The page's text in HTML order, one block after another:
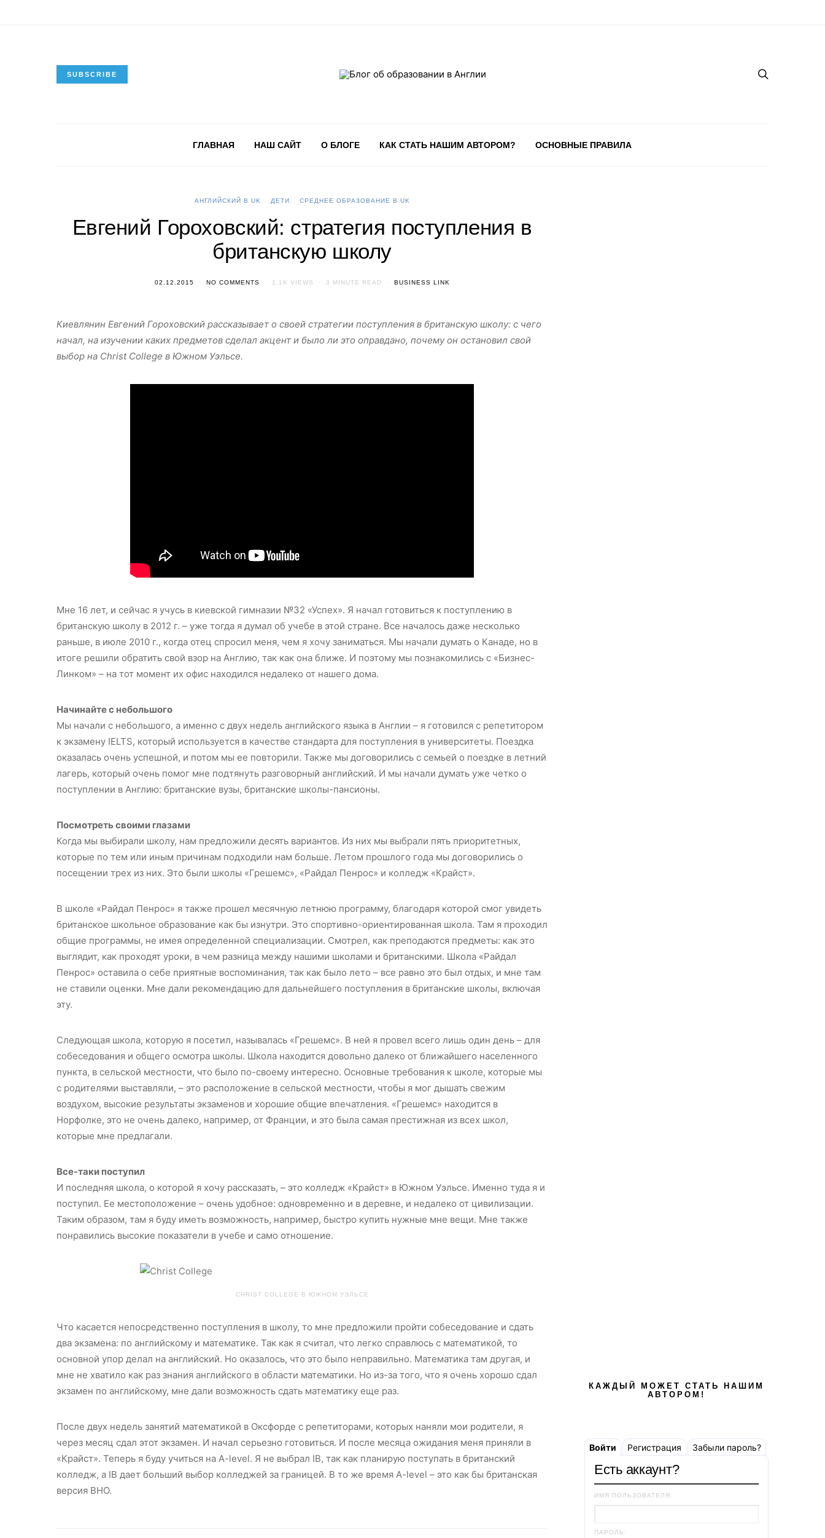
SUBSCRIBE
ГЛАВНАЯ НАШ САЙТ О БЛОГЕ КАК СТАТЬ НАШИМ АВТОРОМ? ОСНОВНЫЕ ПРАВИЛА
АНГЛИЙСКИЙ В UK ДЕТИ СРЕДНЕЕ ОБРАЗОВАНИЕ В UK
Евгений Гороховский: стратегия поступления в
британскую школу
02.12.2015 NO COMMENTS 1.1K VIEWS 3 MINUTE READ BUSINESS LINK
Киевлянин Евгений Гороховский рассказывает о своей стратегии поступления в британскую школу: с чего
начал, на изучении каких предметов сделал акцент и было ли это оправдано, почему он остановил свой
выбор на Christ College в Южном Уэльсе.
Мне 16 лет, и сейчас я учусь в киевской гимназии №32 «Успех». Я начал готовиться к поступлению в
британскую школу в 2012 г. – уже тогда я думал об учебе в этой стране. Все началось даже несколько
раньше, в июле 2010 г., когда отец спросил меня, чем я хочу заниматься. Мы начали думать о Канаде, но в
итоге решили обратить свой взор на Англию, так как она ближе. И поэтому мы познакомились с «Бизнес-
Линком» – на тот момент их офис находился недалеко от нашего дома.
Начинайте с небольшого
Мы начали с небольшого, а именно с двух недель английского языка в Англии – я готовился с репетитором
к экзамену IELTS, который используется в качестве стандарта для поступления в университеты. Поездка
оказалась очень успешной, и потом мы ее повторили. Также мы договорились с семьей о поездке в летний
лагерь, который очень помог мне подтянуть разговорный английский. И мы начали думать уже четко о
поступлении в Англию: британские вузы, британские школы-пансионы.
Посмотреть своими глазами
Когда мы выбирали школу, нам предложили десять вариантов. Из них мы выбрали пять приоритетных,
которые по тем или иным причинам подходили нам больше. Летом прошлого года мы договорились о
посещении трех из них. Это были школы «Грешемс», «Райдал Пенрос» и колледж «Крайст».
В школе «Райдал Пенрос» я также прошел месячную летнюю программу, благодаря которой смог увидеть
британское школьное образование как бы изнутри. Это спортивно-ориентированная школа. Там я проходил
общие программы, не имея определенной специализации. Смотрел, как преподаются предметы: как это
выглядит, как проходят уроки, в чем разница между нашими школами и британскими. Школа «Райдал
Пенрос» оставила о себе приятные воспоминания, так как было лето – все равно это был отдых, и мне там
не ставили оценки. Мне дали рекомендацию для дальнейшего поступления в британские школы, включая
эту.
Следующая школа, которую я посетил, называлась «Грешемс». В ней я провел всего лишь один день – для
собеседования и общего осмотра школы. Школа находится довольно далеко от ближайшего населенного
пункта, в сельской местности, что было по-своему интересно. Основные требования к школе, которые мы
с родителями выставляли, – это расположение в сельской местности, чтобы я мог дышать свежим
воздухом, высокие результаты экзаменов и хорошие общие впечатления. «Грешемс» находится в
Норфолке, это не очень далеко, например, от Франции, и это была самая престижная из всех школ,
которые мне предлагали.
Все-таки поступил
И последняя школа, о которой я хочу рассказать, – это колледж «Крайст» в Южном Уэльсе. Именно туда я и
поступил. Ее местоположение – очень удобное: одновременно и в деревне, и недалеко от цивилизации.
Таким образом, там я буду иметь возможность, например, быстро купить нужные мне вещи. Мне также
понравились высокие показатели в учебе и само отношение.
CHRIST COLLEGE В ЮЖНОМ УЭЛЬСЕ
Что касается непосредственно поступления в школу, то мне предложили пройти собеседование и сдать
два экзамена: по английскому и математике. Так как я считал, что легко справлюсь с математикой, то
основной упор делал на английский. Но оказалось, что это было неправильно. Математика там другая, и
мне не хватило как раз знания английского в области математики. Но из-за того, что я очень хорошо сдал
экзамен по английскому, мне дали возможность сдать математику еще раз.
После двух недель занятий математикой в Оксфорде с репетиторами, которых наняли мои родители, я
через месяц сдал этот экзамен. И начал серьезно готовиться. И после месяца ожидания меня приняли в
«Крайст». Теперь я буду учиться на A-level. Я не выбрал IB, так как планирую поступать в британский
колледж, а IB дает больший выбор колледжей за границей. В то же время A-level – это как бы британская
версия ВНО.
КАЖДЫЙ МОЖЕТ СТАТЬ НАШИМ
АВТОРОМ!
Войти Регистрация Забыли пароль?
Есть аккаунт?
ИМЯ ПОЛЬЗОВАТЕЛЯ:
ПАРОЛЬ: